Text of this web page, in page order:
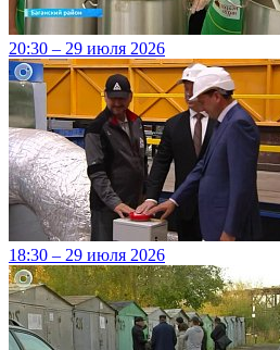
20:30 – 29 июля 2026
18:30 – 29 июля 2026